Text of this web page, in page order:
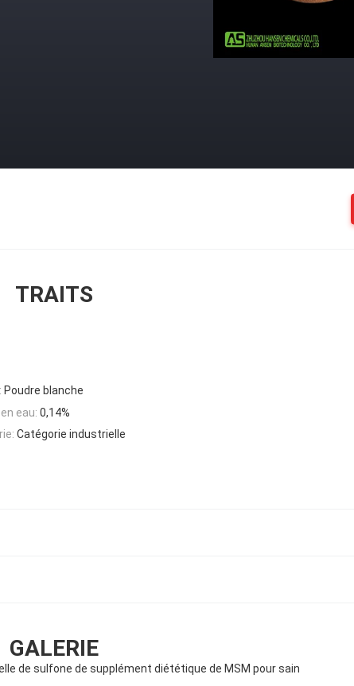
TRAITS
Poudre blanche
eau: 0,14%
Catégorie industrielle
GALERIE
de sulfone de supplément diététique de MSM pour sain